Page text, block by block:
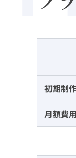
初期制
月額費用